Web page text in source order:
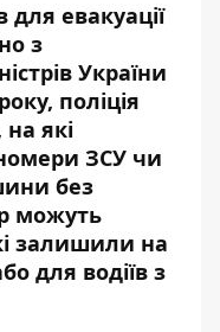
для евакуації
з
України
поліція
які
ЗСУ чи
без
можуть
залишили на
для водіїв з